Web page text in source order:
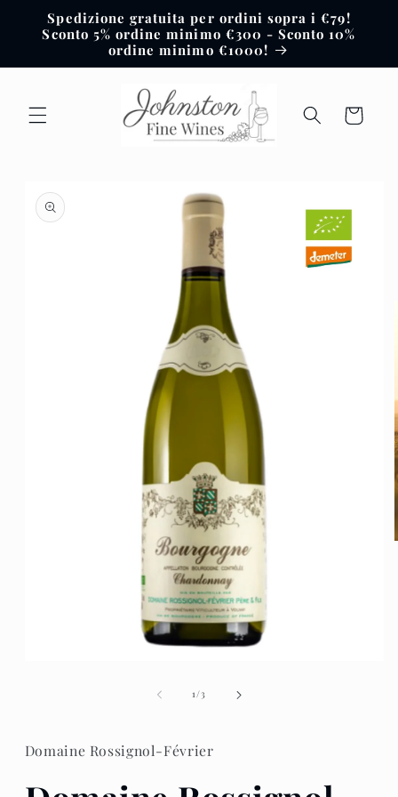
direttamente
ai contenuti
Spedizione gratuita per ordini sopra i €79!
Sconto 5% ordine minimo €300 - Sconto 10%
ordine minimo €1000!
Carrello
informazioni
sul prodotto
modale
1/su
3
Domaine Rossignol-Février